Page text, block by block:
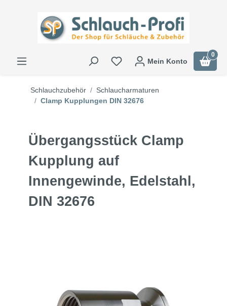
Mein Konto
0
Schlauchzubehör
Schlaucharmaturen
Clamp Kupplungen DIN 32676
Übergangsstück Clamp
Kupplung auf
Innengewinde, Edelstahl,
DIN 32676